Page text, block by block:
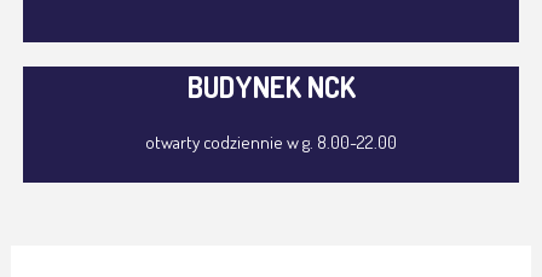
BUDYNEK NCK
otwarty codziennie w g. 8.00-22.00